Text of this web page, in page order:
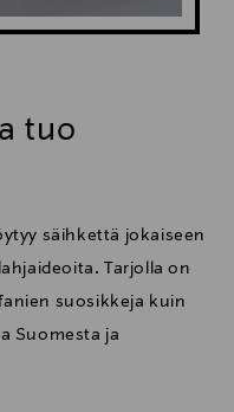
tuo
säihkettä jokaiseen
Tarjolla on
suosikkeja kuin
Suomesta ja